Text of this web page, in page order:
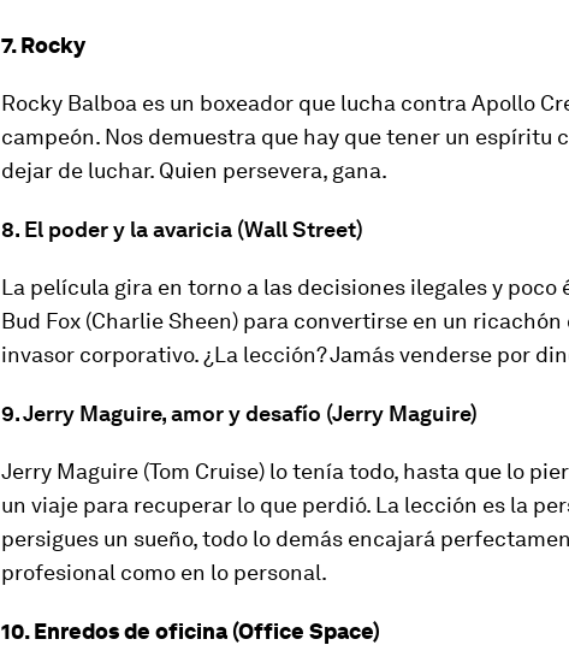
7. Rocky
Rocky Balboa es un boxeador que lucha contra Apollo
campeón. Nos demuestra que hay que tener un espíritu
dejar de luchar. Quien persevera, gana.
8. El poder y la avaricia (Wall Street)
La película gira en torno a las decisiones ilegales y poco
Bud Fox (Charlie Sheen) para convertirse en un ricachón
invasor corporativo. ¿La lección? Jamás venderse por
9. Jerry Maguire, amor y desafío (Jerry Maguire)
Jerry Maguire (Tom Cruise) lo tenía todo, hasta que lo
un viaje para recuperar lo que perdió. La lección es la
persigues un sueño, todo lo demás encajará
profesional como en lo personal.
10. Enredos de oficina (Office Space)